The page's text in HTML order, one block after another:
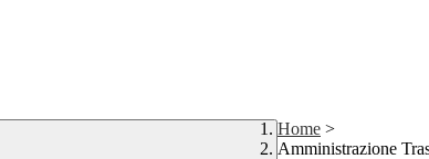
Home >
Amministrazione